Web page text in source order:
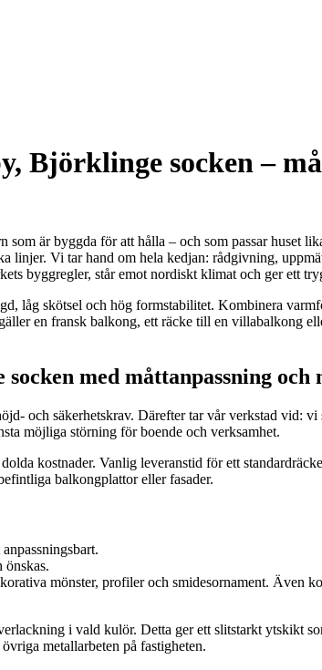
socken –
är byggda för att hålla – och som passar huset
linjer. Vi tar hand om hela kedjan: rådgivning,
byggregler, står emot nordiskt klimat och ger ett
låg skötsel och hög formstabilitet. Kombinera
en fransk balkong, ett räcke till en villabalkong
med måttanpassning och
och säkerhetskrav. Därefter tar vår verkstad vid:
möjliga störning för boende och verksamhet.
kostnader. Vanlig leveranstid för ett
balkongplattor eller fasader.
önskas.
mönster, profiler och smidesornament. Även
i vald kulör. Detta ger ett slitstarkt ytskikt
metallarbeten på fastigheten.